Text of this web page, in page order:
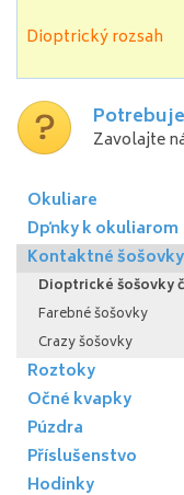
Dioptrický rozsah
Zavolajte
Okuliare
Dpňky k okuliarom
Kontaktné šošovky
Dioptrické šošovky
Farebné šošovky
Crazy šošovky
Roztoky
Očné kvapky
Púzdra
Příslušenstvo
Hodinky